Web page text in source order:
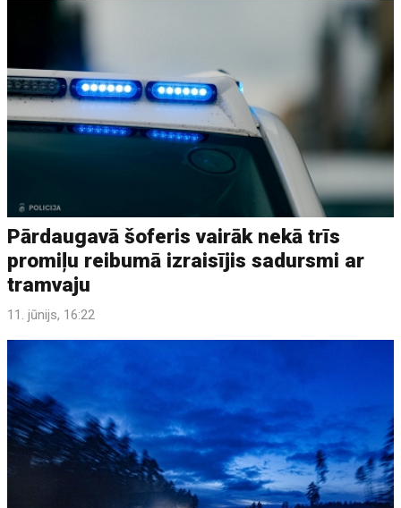
Pārdaugavā šoferis vairāk nekā trīs
promiļu reibumā izraisījis sadursmi ar
tramvaju
11. jūnijs, 16:22